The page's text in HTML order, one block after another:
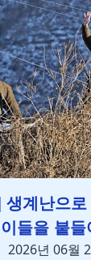
생계난으
들을 붙들
2026년 06월